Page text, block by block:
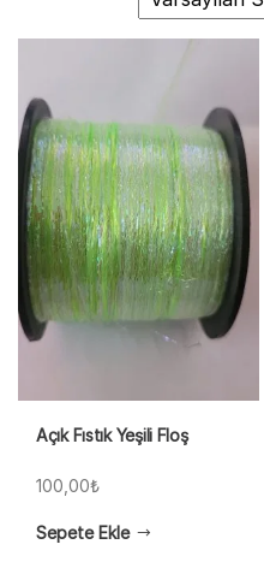
Açık Fıstık Yeşili Floş
100,00₺
Sepete Ekle